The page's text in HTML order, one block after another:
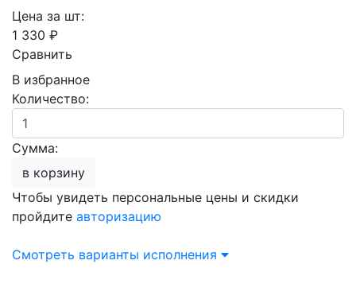
Цена за шт:
1 330 ₽
Сравнить
В избранное
Количество:
Сумма:
в корзину
Чтобы увидеть персональные цены и скидки
пройдите авторизацию
Смотреть варианты исполнения